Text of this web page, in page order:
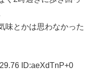
味とかは思わなかった
ID:aeXdTnP+0